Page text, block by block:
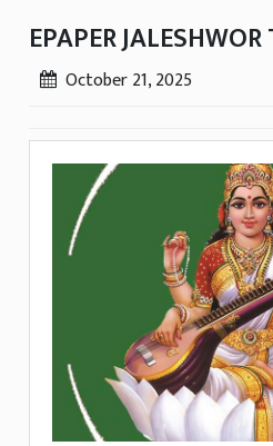
EPAPER
October 21, 2025